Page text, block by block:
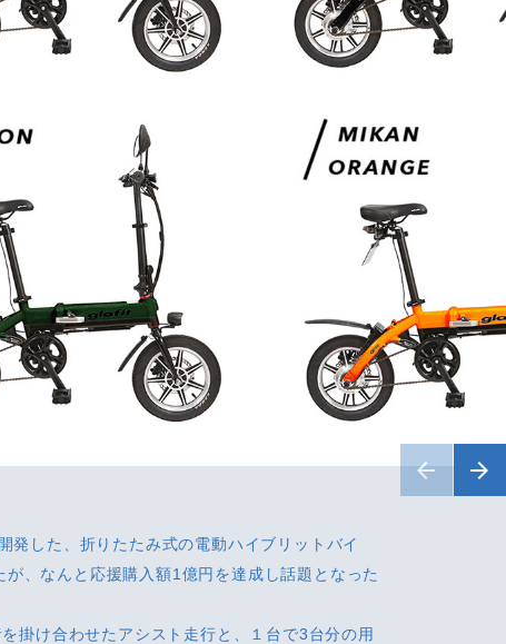
した、折りたたみ式の電動ハイブリットバイ
、なんと応援購入額1億円を達成し話題となった
掛け合わせたアシスト走行と、１台で3台分の用